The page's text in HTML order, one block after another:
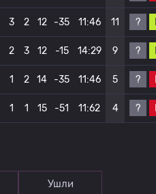
3 2 12 -35 11:46 11 ?
2 3 12 -15 14:29 9 ?
1 2 14 -35 11:46 5 ?
1 1 15 -51 11:62 4 ?
Ушли